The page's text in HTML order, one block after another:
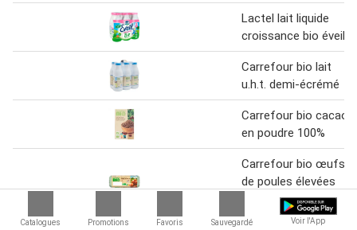
Catalogues Promotions Favoris Sauvegardé Voir l'App
Lactel lait liquide
croissance bio éveil
Carrefour bio lait
u.h.t. demi-écrémé
Carrefour bio cacao
en poudre 100%
Carrefour bio œufs
de poules élevées
en plein air